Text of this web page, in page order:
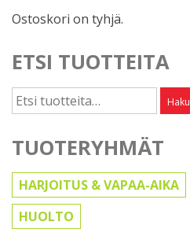
Ostoskori on tyhjä.
ETSI TUOTTEITA
Etsi: Haku
TUOTERYHMÄT
HARJOITUS & VAPAA-AIKA
HUOLTO